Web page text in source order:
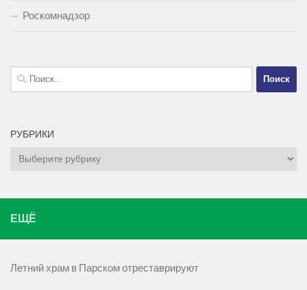
Роскомнадзор
Найти:
РУБРИКИ
Рубрики
ЕЩЁ
Летний храм в Парском отреставрируют